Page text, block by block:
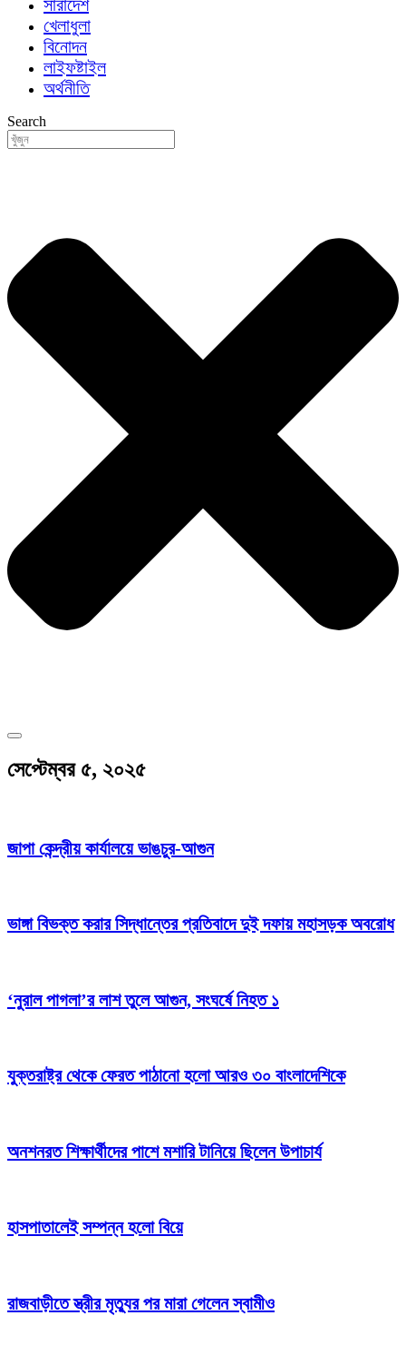
সারাদেশ
খেলাধুলা
বিনোদন
লাইফষ্টাইল
অর্থনীতি
Search
সেপ্টেম্বর ৫, ২০২৫
জাপা কেন্দ্রীয় কার্যালয়ে ভাঙচুর-আগুন
ভাঙ্গা বিভক্ত করার সিদ্ধান্তের প্রতিবাদে দুই দফায় মহাসড়ক অবরোধ
‘নুরাল পাগলা’র লাশ তুলে আগুন, সংঘর্ষে নিহত ১
যুক্তরাষ্ট্র থেকে ফেরত পাঠানো হলো আরও ৩০ বাংলাদেশিকে
অনশনরত শিক্ষার্থীদের পাশে মশারি টানিয়ে ছিলেন উপাচার্য
হাসপাতালেই সম্পন্ন হলো বিয়ে
রাজবাড়ীতে স্ত্রীর মৃত্যুর পর মারা গেলেন স্বামীও